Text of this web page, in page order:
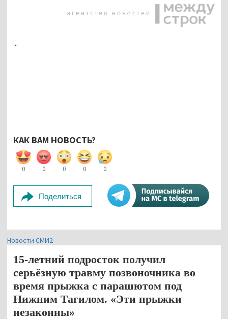
...
КАК ВАМ НОВОСТЬ?
0 0 0 0 0
Поделиться
Новости СМИ2
15-летний подросток получил
серьёзную травму позвоночника во
время прыжка с парашютом под
Нижним Тагилом. «Эти прыжки
незаконны»